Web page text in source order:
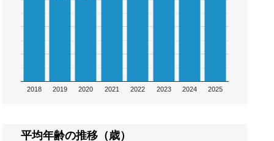
2018 2019 2020 2021 2022 2023 2024 2025
平均年齢の推移（歳）